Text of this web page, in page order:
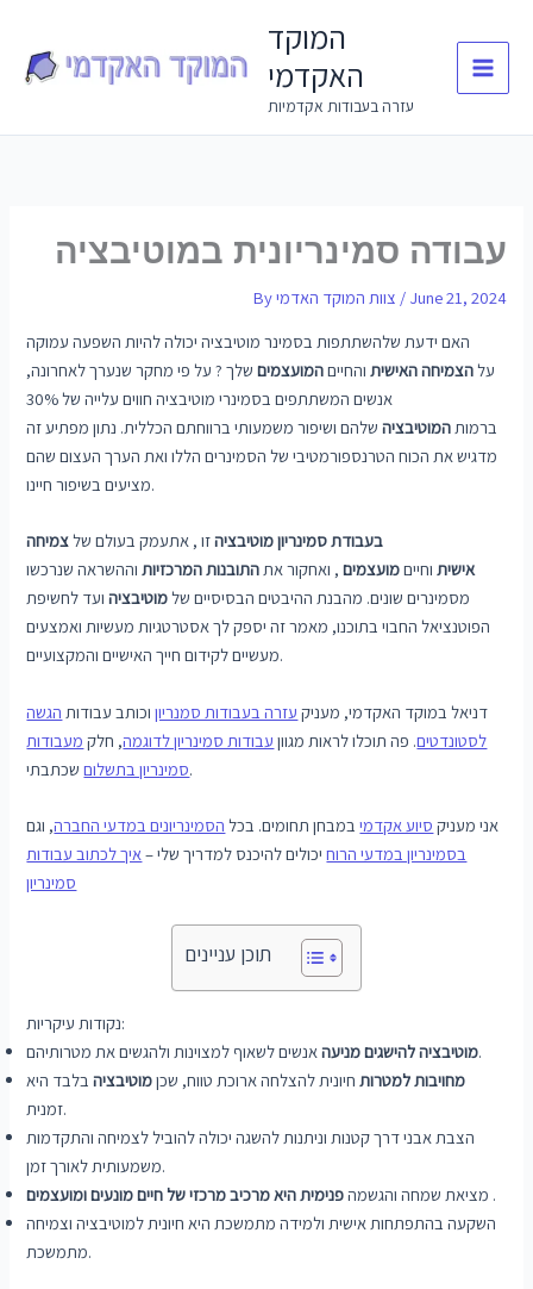
content
המוקד
האקדמי
עזרה בעבודות אקדמיות
עבודה סמינריונית במוטיבציה
By / June 21, 2024
האם ידעת שלהשתתפות בסמינר מוטיבציה יכולה להיות השפעה עמוקה
עלהצמיחה האישיתוהחייםהמועצמיםשלך ? על פי מחקר שנערך לאחרונה,
אנשים המשתתפים בסמינרי מוטיבציה חווים עלייה של 30%
ברמותהמוטיבציהשלהם ושיפור משמעותי ברווחתם הכללית. נתון מפתיע זה
מדגיש את הכוח הטרנספורמטיבי של הסמינרים הללו ואת הערך העצום שהם
מציעים בשיפור חיינו.
בעבודת סמינריון מוטיבציהזו , אתעמק בעולם שלצמיחה
אישיתוחייםמועצמים, ואחקור אתהתובנות המרכזיותוההשראה שנרכשו
מסמינרים שונים. מהבנת ההיבטים הבסיסיים שלמוטיבציהועד לחשיפת
הפוטנציאל החבוי בתוכנו, מאמר זה יספק לך אסטרטגיות מעשיות ואמצעים
מעשיים לקידום חייך האישיים והמקצועיים.
דניאל במוקד האקדמי, מעניק עזרה בעבודות סמנריוןוכותב עבודות הגשה
לסטונדטים. פה תוכלו לראות מגוון עבודות סמינריון לדוגמה, חלק מעבודות
סמינריון בתשלוםשכתבתי.
אני מעניק סיוע אקדמיבמבחן תחומים. בכל הסמינריונים במדעי החברה, וגם
בסמינריון במדעי הרוחיכולים להיכנס למדריך שלי –איך לכתוב עבודות
סמינריון
תוכן עניינים
נקודות עיקריות:
מוטיבציה להישגיםמניעה
אנשים לשאוף למצוינות ולהגשים את מטרותיהם.
מחויבות למטרותחיונית להצלחה ארוכת טווח, שכןמוטיבציהבלבד היא
זמנית.
הצבת אבני דרך קטנות וניתנות להשגה יכולה להוביל לצמיחה והתקדמות
משמעותית לאורך זמן.
מציאת שמחה והגשמהפנימית היא מרכיב מרכזי שלחיים מונעים ומועצמים
.
השקעה בהתפתחות אישית ולמידה מתמשכת היא חיונית למוטיבציה וצמיחה
מתמשכת.